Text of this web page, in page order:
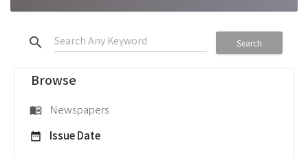
search Search
Browse
menu_book Newspapers
date_range Issue Date